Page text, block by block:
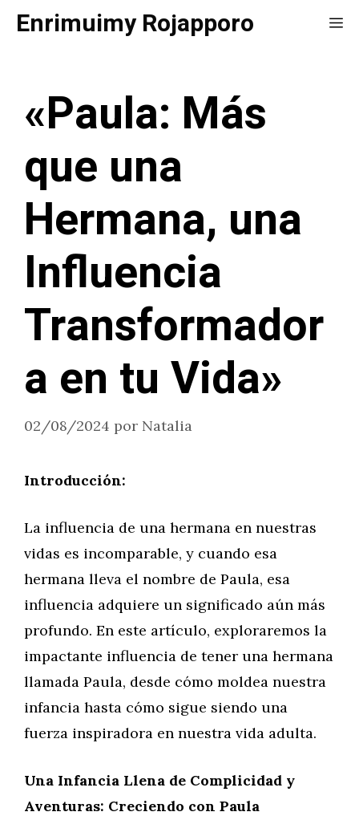
SaltarEnrimuimy Rojapporo
«Paula: Más
que una
Hermana, una
Influencia
Transformador
a en tu Vida»
02/08/2024 por Natalia
Introducción:
La influencia de una hermana en nuestras
vidas es incomparable, y cuando esa
hermana lleva el nombre de Paula, esa
influencia adquiere un significado aún más
profundo. En este artículo, exploraremos la
impactante influencia de tener una hermana
llamada Paula, desde cómo moldea nuestra
infancia hasta cómo sigue siendo una
fuerza inspiradora en nuestra vida adulta.
Una Infancia Llena de Complicidad y
Aventuras: Creciendo con Paula